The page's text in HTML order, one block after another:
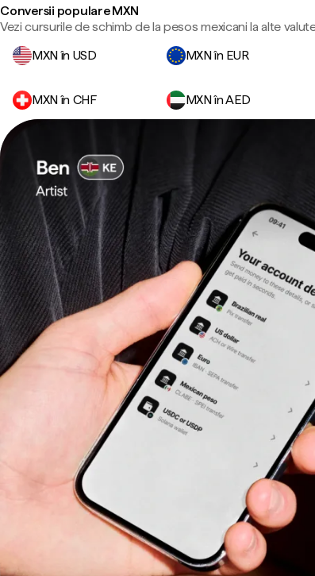
Conversii populare MXN
Vezi cursurile de schimb de la pesos mexicani la alte
MXN în USD
MXN în EUR
MXN în CHF MXN în AED